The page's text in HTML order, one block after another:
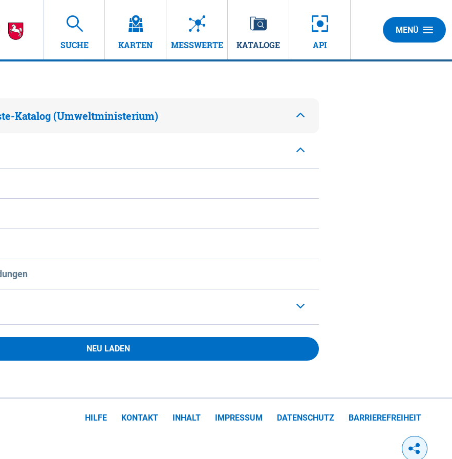
SUCHE KARTEN MESSWERTE KATALOGE API
MENÜ
Katalog (Umweltministerium)
NEU LADEN
HILFE KONTAKT INHALT IMPRESSUM DATENSCHUTZ BARRIEREFREIHEIT